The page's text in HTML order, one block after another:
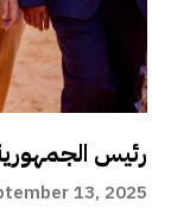
رئيس
13, 2025